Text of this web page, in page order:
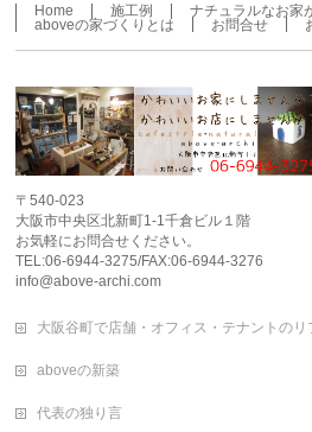
Home 施工例 ナチュラルなお家
aboveの家づくりとは
お問合せ
〒540-023
大阪市中央区北新町1-1千倉ビル１階
お気軽にお問合せください。
TEL:06-6944-3275/FAX:06-6944-3276
info@above-archi.com
大阪谷町で店舗・オフィス・テナントのリ
aboveの新築
代表の独り言